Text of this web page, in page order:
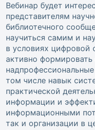
Вебинар будет
представителям
библиотечного
научиться самим и
в условиях цифровой
активно
том числе навык
практической
информации и
информационными
так и организации в